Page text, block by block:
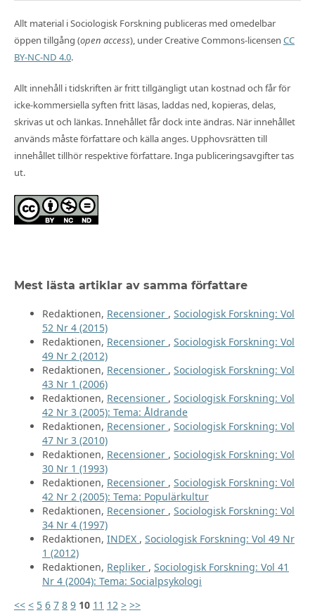
Allt material i Sociologisk Forskning publiceras med omedelbar
öppen tillgång (open access), under Creative Commons-licensen CC
BY-NC-ND 4.0.
Allt innehåll i tidskriften är fritt tillgängligt utan kostnad och får för
icke-kommersiella syften fritt läsas, laddas ned, kopieras, delas,
skrivas ut och länkas. Innehållet får dock inte ändras. När innehållet
används måste författare och källa anges. Upphovsrätten till
innehållet tillhör respektive författare. Inga publiceringsavgifter tas
ut.
Mest lästa artiklar av samma författare
Redaktionen, Recensioner , Sociologisk Forskning: Vol
52 Nr 4 (2015)
Redaktionen, Recensioner , Sociologisk Forskning: Vol
49 Nr 2 (2012)
Redaktionen, Recensioner , Sociologisk Forskning: Vol
43 Nr 1 (2006)
Redaktionen, Recensioner , Sociologisk Forskning: Vol
42 Nr 3 (2005): Tema: Åldrande
Redaktionen, Recensioner , Sociologisk Forskning: Vol
47 Nr 3 (2010)
Redaktionen, Recensioner , Sociologisk Forskning: Vol
30 Nr 1 (1993)
Redaktionen, Recensioner , Sociologisk Forskning: Vol
42 Nr 2 (2005): Tema: Populärkultur
Redaktionen, Recensioner , Sociologisk Forskning: Vol
34 Nr 4 (1997)
Redaktionen, INDEX , Sociologisk Forskning: Vol 49 Nr
1 (2012)
Redaktionen, Repliker , Sociologisk Forskning: Vol 41
Nr 4 (2004): Tema: Socialpsykologi
<< < 5 6 7 8 9 10 11 12 > >>